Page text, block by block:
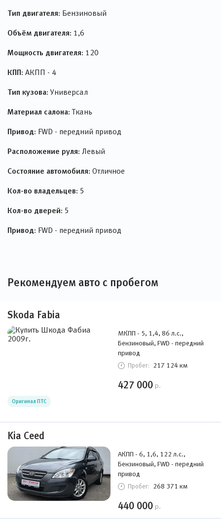
Тип двигателя: Бензиновый
Объём двигателя: 1,6
Мощность двигателя: 120
КПП: АКПП - 4
Тип кузова: Универсал
Материал салона: Ткань
Привод: FWD - передний привод
Расположение руля: Левый
Состояние автомобиля: Отличное
Кол-во владельцев: 5
Кол-во дверей: 5
Привод: FWD - передний привод
Рекомендуем авто с пробегом
Skoda Fabia
МКПП - 5, 1,4, 86 л.с.,
Бензиновый, FWD - передний
привод
Пробег: 217 124 км
427 000 р.
Оригинал ПТС
Kia Ceed
АКПП - 6, 1,6, 122 л.с.,
Бензиновый, FWD - передний
привод
Пробег: 268 371 км
440 000 р.